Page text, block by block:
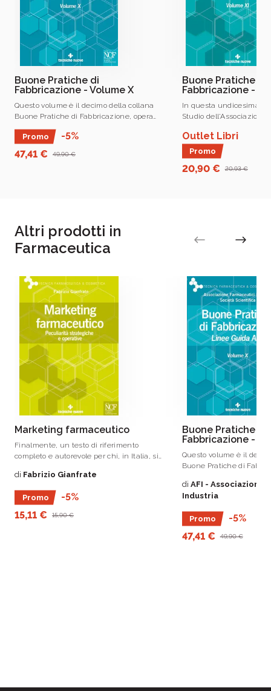
Buone Pratiche di
Fabbricazione - Volume X
Questo volume è il decimo della collana
Buone Pratiche di Fabbricazione, opera
che persegue lo scopo di fornire un
rigoroso e aggiornato strumento di
aggiornamento professionale per tutti .
Promo
-5%
47,41 €
49,90 €
Buone Pratiche di
Fabbricazione -
In questa undicesima
Studio dell'Associazione
i temi più attuali nella
realizzazione dei
Outlet Libri
Promo
20,90 € 20,93 €
Altri prodotti in
Farmaceutica
Marketing farmaceutico
Finalmente, un testo di riferimento
completo e autorevole per chi, in Italia, si
settore con peculiarità normative e
strutturali tali da rendere impossibile la
trasposizione acritica delle classiche
tecniche di marketing.
di Fabrizio Gianfrate
Promo
-5%
15,11 €
15,90 €
Buone Pratiche di
Fabbricazione -
Questo volume è il
Buone Pratiche di
rigoroso e aggiornato
aggiornamento
operatori dell’industria
settori affini
cosmetico).
di AFI - Associazione
Industria
Promo
-5%
47,41 €
49,90 €